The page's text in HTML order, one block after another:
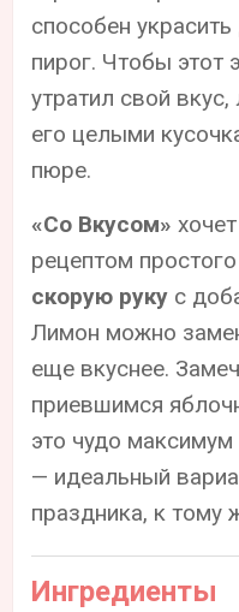
способен
пирог. Чтобы этот
утратил свой
его целыми
пюре.
«Со Вкусом»
рецептом
скорую руку с
Лимон можно
еще вкуснее.
приевшимся
это чудо
— идеальный
праздника, к тому
Ингредиенты